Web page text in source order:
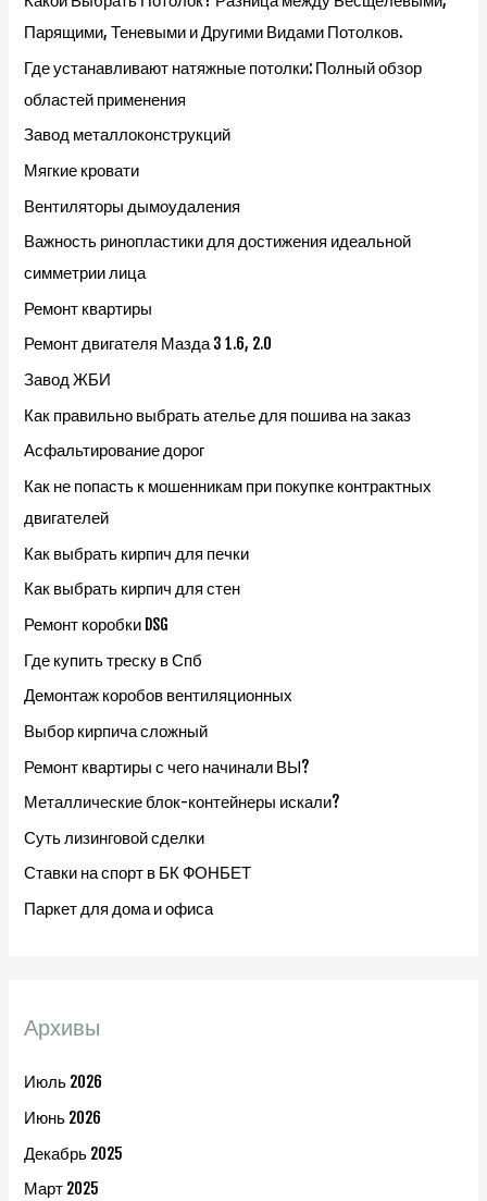
Парящими, Теневыми и Другими Видами Потолков.
Где устанавливают натяжные потолки: Полный обзор
областей применения
Завод металлоконструкций
Мягкие кровати
Вентиляторы дымоудаления
Важность ринопластики для достижения идеальной
симметрии лица
Ремонт квартиры
Ремонт двигателя Мазда 3 1.6, 2.0
Завод ЖБИ
Как правильно выбрать ателье для пошива на заказ
Асфальтирование дорог
Как не попасть к мошенникам при покупке контрактных
двигателей
Как выбрать кирпич для печки
Как выбрать кирпич для стен
Ремонт коробки DSG
Где купить треску в Спб
Демонтаж коробов вентиляционных
Выбор кирпича сложный
Ремонт квартиры с чего начинали ВЫ?
Металлические блок-контейнеры искали?
Суть лизинговой сделки
Ставки на спорт в БК ФОНБЕТ
Паркет для дома и офиса
Архивы
Июль 2026
Июнь 2026
Декабрь 2025
Март 2025